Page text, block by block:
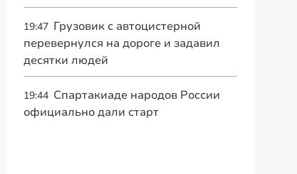
19:47 Грузовик с автоцистерной
перевернулся на дороге и задавил
десятки людей
19:44 Спартакиаде народов России
официально дали старт